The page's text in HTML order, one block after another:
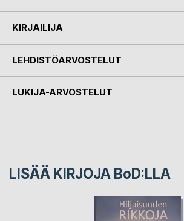
KIRJAILIJA
LEHDISTÖARVOSTELUT
LUKIJA-ARVOSTELUT
LISÄÄ KIRJOJA BoD:LLA